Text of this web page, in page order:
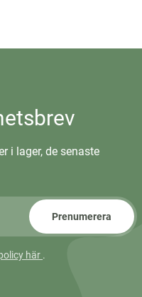
i lager, de senaste
Prenumerera
här .